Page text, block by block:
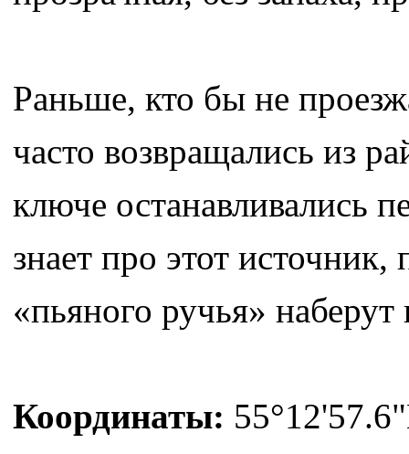
Раньше, кто бы не
часто возвращались из
ключе останавливались
знает про этот
«пьяного ручья»
Координаты: